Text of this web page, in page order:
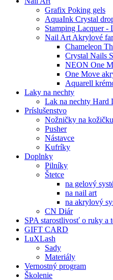
Grafix Poking gels
AquaInk Crystal
Stamping Lacquer -
Nail Art Akrylové
Chameleon
Crystal Nails
NEON One
One Move
Aquarell
Laky na nechty
Lak na nechty Hard
Príslušenstvo
Nožničky na kožičku
Pusher
Nástavce
Kufríky
Doplnky
Pilníky
Štetce
na gelový
na nail art
na akrylový
CN Diár
SPA starostlivosť o ruky a
GIFT CARD
LuXLash
Sady
Materiály
Vernostný program
Školenie